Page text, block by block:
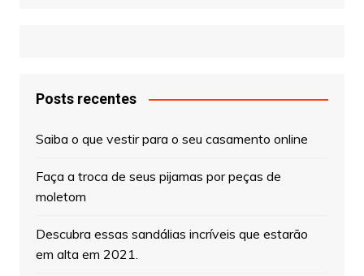
Posts recentes
Saiba o que vestir para o seu casamento online
Faça a troca de seus pijamas por peças de
moletom
Descubra essas sandálias incríveis que estarão
em alta em 2021.